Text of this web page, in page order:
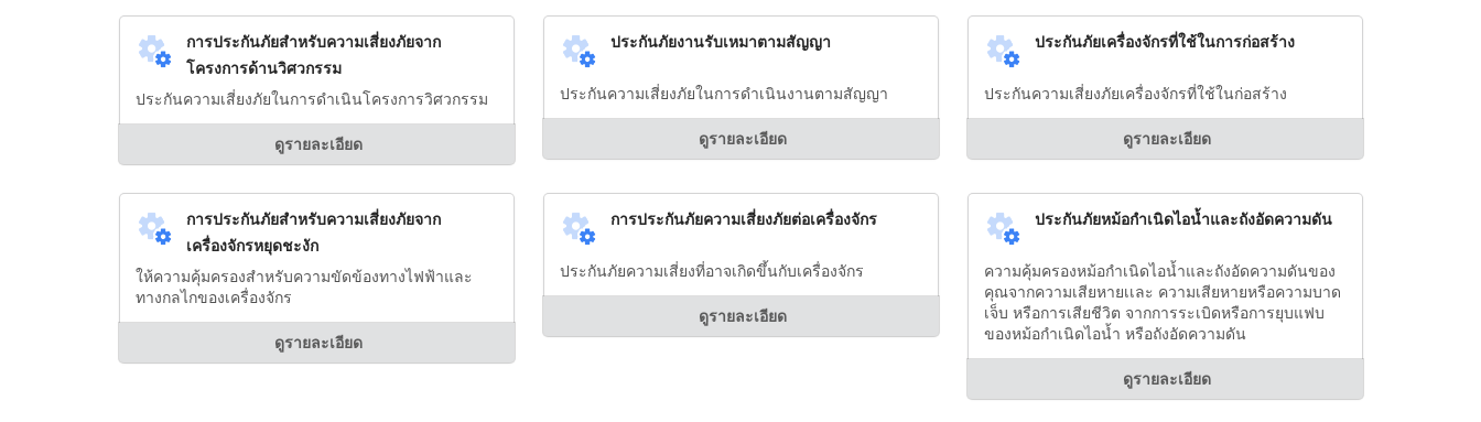
การประกันภัยสำหรับความเสี่ยงภัยจาก
โครงการด้านวิศวกรรม
ประกันความเสี่ยงภัยในการดำเนินโครงการวิศวกรรม
ดูรายละเอียด
ประกันภัยงานรับเหมาตามสัญญา
ประกันความเสี่ยงภัยในการดำเนินงานตามสัญญา
ดูรายละเอียด
ประกันภัยเครื่องจักรที่ใช้ในการก่อสร้าง
ประกันความเสี่ยงภัยเครื่องจักรที่ใช้ในก่อสร้าง
ดูรายละเอียด
การประกันภัยสำหรับความเสี่ยงภัยจาก
เครื่องจักรหยุดชะงัก
ให้ความคุ้มครองสำหรับความขัดข้องทางไฟฟ้าและ
ทางกลไกของเครื่องจักร
ดูรายละเอียด
การประกันภัยความเสี่ยงภัยต่อเครื่องจักร
ประกันภัยความเสี่ยงที่อาจเกิดขึ้นกับเครื่องจักร
ดูรายละเอียด
ประกันภัยหม้อกำเนิดไอน้ำและถังอัดความดัน
ความคุ้มครองหม้อกำเนิดไอน้ำและถังอัดความดันของ
คุณจากความเสียหายเเละ ความเสียหายหรือความบาด
เจ็บ หรือการเสียชีวิต จากการระเบิดหรือการยุบแฟบ
ของหม้อกำเนิดไอน้ำ หรือถังอัดความดัน
ดูรายละเอียด